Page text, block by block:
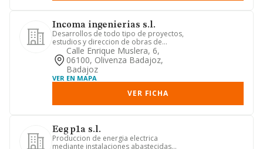
Incoma ingenierias s.l.
Desarrollos de todo tipo de proyectos,
estudios y direccion de obras de
arquitectura, edificacion y...
Calle Enrique Muslera, 6,
06100, Olivenza Badajoz,
Badajoz
VER EN MAPA
VER FICHA
Eeg p1a s.l.
Produccion de energia electrica
mediante instalaciones abastecidas